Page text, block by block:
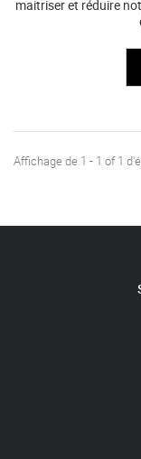
maitriser et réduire
Affichage de 1 - 1 of 1